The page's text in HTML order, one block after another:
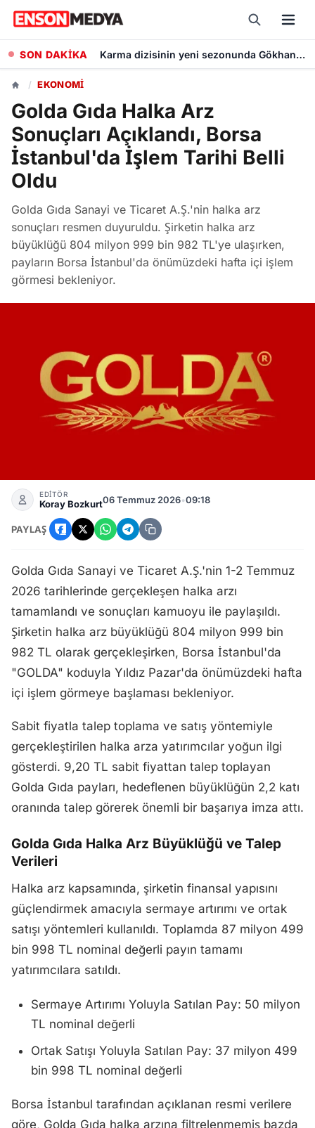
SON DAKİKA Mudanya'da 10 Mahalleye Kesintisiz Su İçin Yeni Depo Projesinde Yüzde 70 İlerleme
/ EKONOMI
Golda Gıda Halka Arz
Sonuçları Açıklandı, Borsa
İstanbul'da İşlem Tarihi Belli
Oldu
Golda Gıda Sanayi ve Ticaret A.Ş.'nin halka arz
sonuçları resmen duyuruldu. Şirketin halka arz
büyüklüğü 804 milyon 999 bin 982 TL'ye ulaşırken,
payların Borsa İstanbul'da önümüzdeki hafta içi işlem
görmesi bekleniyor.
Golda Gıda Halka Arz Sonuçları Açıklandı, Borsa
EDİTÖR
Koray Bozkurt06 Temmuz 2026•09:18
PAYLAŞ
Golda Gıda Sanayi ve Ticaret A.Ş.'nin 1-2 Temmuz
2026 tarihlerinde gerçekleşen halka arzı
tamamlandı ve sonuçları kamuoyu ile paylaşıldı.
Şirketin halka arz büyüklüğü 804 milyon 999 bin
982 TL olarak gerçekleşirken, Borsa İstanbul'da
"GOLDA" koduyla Yıldız Pazar'da önümüzdeki hafta
içi işlem görmeye başlaması bekleniyor.
Sabit fiyatla talep toplama ve satış yöntemiyle
gerçekleştirilen halka arza yatırımcılar yoğun ilgi
gösterdi. 9,20 TL sabit fiyattan talep toplayan
Golda Gıda payları, hedeflenen büyüklüğün 2,2 katı
oranında talep görerek önemli bir başarıya imza attı.
Golda Gıda Halka Arz Büyüklüğü ve Talep
Verileri
Halka arz kapsamında, şirketin finansal yapısını
güçlendirmek amacıyla sermaye artırımı ve ortak
satışı yöntemleri kullanıldı. Toplamda 87 milyon 499
bin 998 TL nominal değerli payın tamamı
yatırımcılara satıldı.
Sermaye Artırımı Yoluyla Satılan Pay: 50 milyon
TL nominal değerli
Ortak Satışı Yoluyla Satılan Pay: 37 milyon 499
bin 998 TL nominal değerli
Borsa İstanbul tarafından açıklanan resmi verilere
göre, Golda Gıda halka arzına filtrelenmemiş bazda